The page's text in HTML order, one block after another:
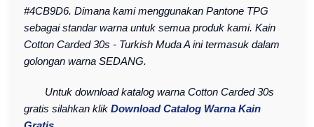
#4CB9D6. Dimana kami menggunakan Pantone TPG
sebagai standar warna untuk semua produk kami. Kain
Cotton Carded 30s - Turkish Muda A ini termasuk dalam
golongan warna SEDANG.
Untuk download katalog warna Cotton Carded 30s
gratis silahkan klikDownload Catalog Warna Kain